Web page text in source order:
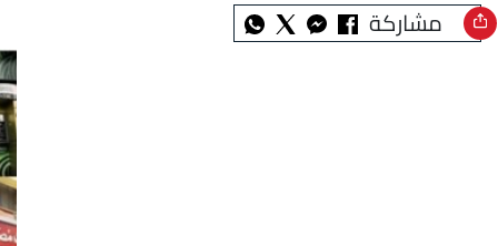
مشاركة